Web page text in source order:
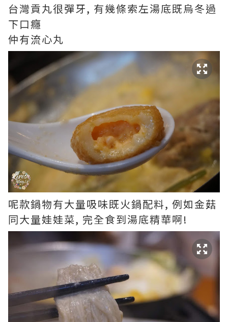
台灣貢丸很彈牙, 有幾條索左湯底既烏冬過
下口癮
仲有流心丸
呢款鍋物有大量吸味既火鍋配料, 例如金菇
同大量娃娃菜, 完全食到湯底精華啊!